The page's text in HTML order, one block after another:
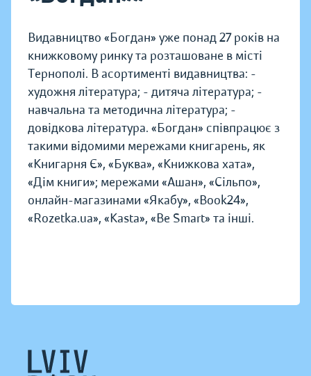
Видавництво «Богдан» уже понад 27 років на
книжковому ринку та розташоване в місті
Тернополі. В асортименті видавництва: -
художня література; - дитяча література; -
навчальна та методична література; -
довідкова література. «Богдан» співпрацює з
такими відомими мережами книгарень, як
«Книгарня Є», «Буква», «Книжкова хата»,
«Дім книги»; мережами «Ашан», «Сільпо»,
онлайн-магазинами «Якабу», «Book24»,
«Rozetka.ua», «Kasta», «Be Smart» та інші.